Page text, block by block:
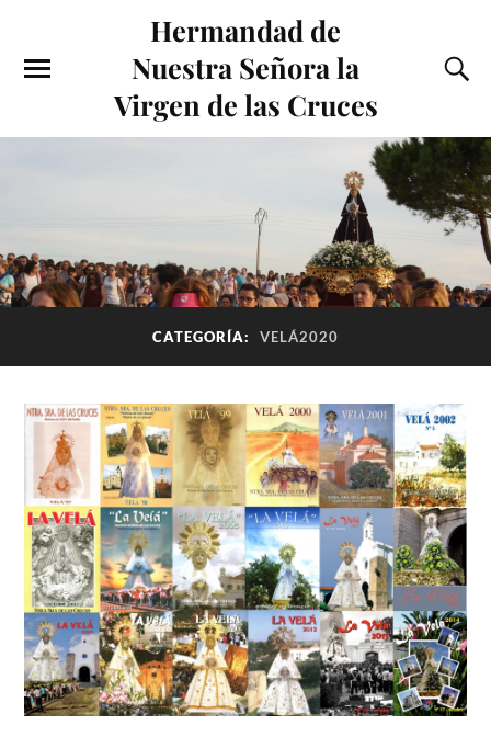
Hermandad de
Nuestra Señora la
Virgen de las Cruces
CATEGORÍA: VELÁ2020